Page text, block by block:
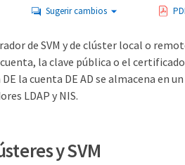
Sugerir cambios
de SVM y de clúster local o
la clave pública o el
la cuenta DE AD se almacena en
LDAP y NIS.
y SVM